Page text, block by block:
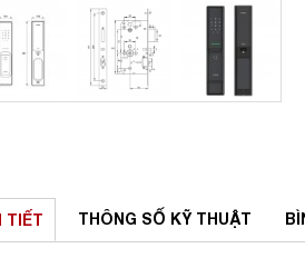
TIẾT THÔNG SỐ KỸ THUẬT